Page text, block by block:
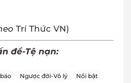
Trí Thức VN)
đề-Tệ nạn:
Ngược đời-Vô lý
Nổi bật